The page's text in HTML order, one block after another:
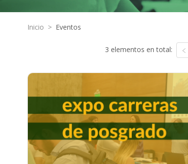
Inicio > Eventos
3 elementos en total: